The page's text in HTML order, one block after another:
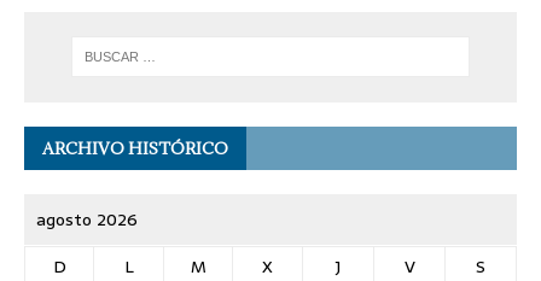
ARCHIVO HISTÓRICO
agosto 2026
D
L M X J V
S